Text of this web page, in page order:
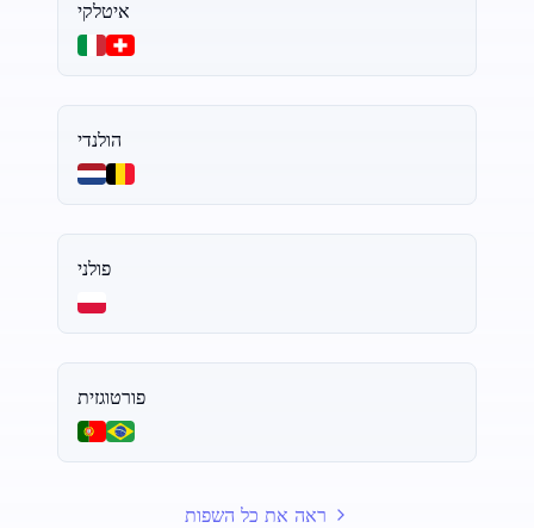
איטלקי
הולנדי
פולני
פורטוגזית
ראה את כל השפות